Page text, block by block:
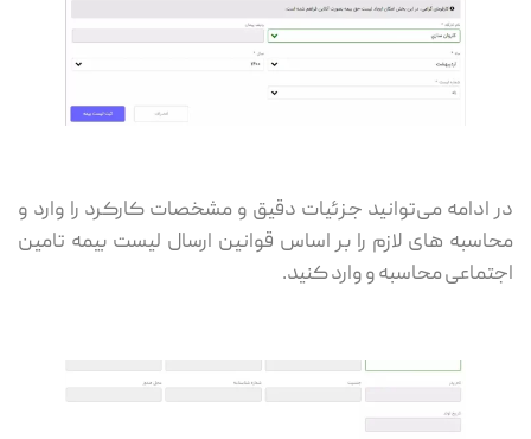
در ادامه می‌توانید جزئیات دقیق و مشخصات کارکرد را وارد و
محاسبه های لازم را بر اساس قوانین ارسال لیست بیمه تامین
اجتماعی محاسبه و وارد کنید.